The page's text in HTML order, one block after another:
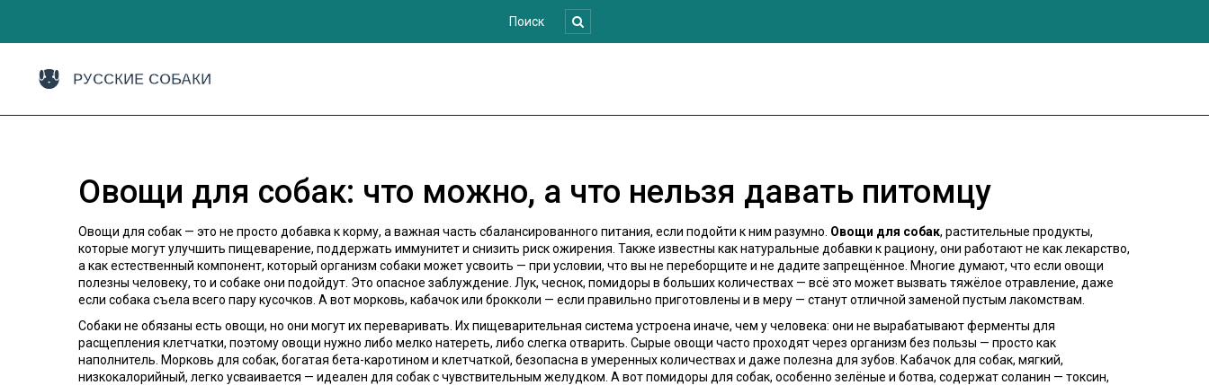
Овощи для собак: что можно, а что нельзя давать питомцу
Овощи для собак — это не просто добавка к корму, а важная часть сбалансированного питания, если подойти к ним разумно. Овощи для собак, растительные продукты,
которые могут улучшить пищеварение, поддержать иммунитет и снизить риск ожирения . Также известны какнатуральные добавки к рациону, они работают не как лекарство,
а как естественный компонент, который организм собаки может усвоить — при условии, что вы не переборщите и не дадите запрещённое. Многие думают, что если овощи
полезны человеку, то и собаке они подойдут. Это опасное заблуждение. Лук, чеснок, помидоры в больших количествах — всё это может вызвать тяжёлое отравление, даже
если собака съела всего пару кусочков. А вот морковь, кабачок или брокколи — если правильно приготовлены и в меру — станут отличной заменой пустым лакомствам.
Собаки не обязаны есть овощи, но они могут их переваривать. Их пищеварительная система устроена иначе, чем у человека: они не вырабатывают ферменты для
расщепления клетчатки, поэтому овощи нужно либо мелко натереть, либо слегка отварить. Сырые овощи часто проходят через организм без пользы — просто как
наполнитель. Морковь для собак, богатая бета-каротином и клетчаткой, безопасна в умеренных количествах и даже полезна для зубов Кабачок для собак, мягкий,
низкокалорийный, легко усваивается — идеален для собак с чувствительным желудком А вотпомидоры для собак, особенно зелёные и ботва, содержат соланин — токсин,